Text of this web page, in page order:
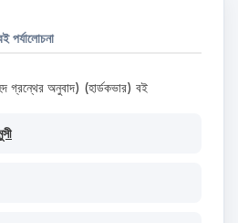
পর্যালোচনা
গ্রন্থের অনুবাদ) (হার্ডকভার) বই